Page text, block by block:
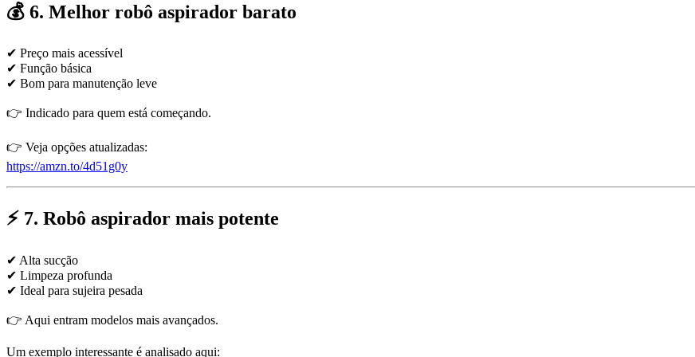
💰 6. Melhor robô aspirador barato
✔ Preço mais acessível
✔ Função básica
✔ Bom para manutenção leve
👉 Indicado para quem está começando.
👉 Veja opções atualizadas:
https://amzn.to/4d51g0y
⚡ 7. Robô aspirador mais potente
✔ Alta sucção
✔ Limpeza profunda
✔ Ideal para sujeira pesada
👉 Aqui entram modelos mais avançados.
Um exemplo interessante é analisado aqui: